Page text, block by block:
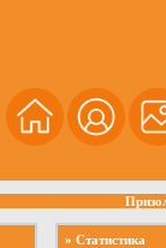
» Статистика